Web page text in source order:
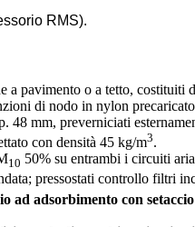
RMS).
a pavimento o a tetto, costituiti
di nodo in nylon
48 mm, preverniciati
con densità 45 kg/m3.
10 50% su entrambi i circuiti
pressostati controllo filtri
adsorbimento con